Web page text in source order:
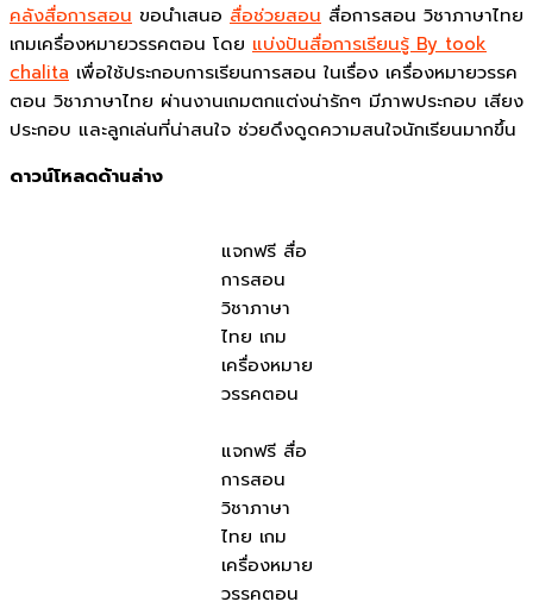
คลังสื่อการสอน ขอนำเสนอ สื่อช่วยสอน สื่อการสอน วิชาภาษาไทย
เกมเครื่องหมายวรรคตอน โดย แบ่งปันสื่อการเรียนรู้ By took
chalita เพื่อใช้ประกอบการเรียนการสอน ในเรื่อง เครื่องหมายวรรค
ตอน วิชาภาษาไทย ผ่านงานเกมตกแต่งน่ารักๆ มีภาพประกอบ เสียง
ประกอบ และลูกเล่นที่น่าสนใจ ช่วยดึงดูดความสนใจนักเรียนมากขึ้น
ดาวน์โหลดด้านล่าง
แจกฟรี สื่อ
การสอน
วิชาภาษา
ไทย เกม
เครื่องหมาย
วรรคตอน
แจกฟรี สื่อ
การสอน
วิชาภาษา
ไทย เกม
เครื่องหมาย
วรรคตอน